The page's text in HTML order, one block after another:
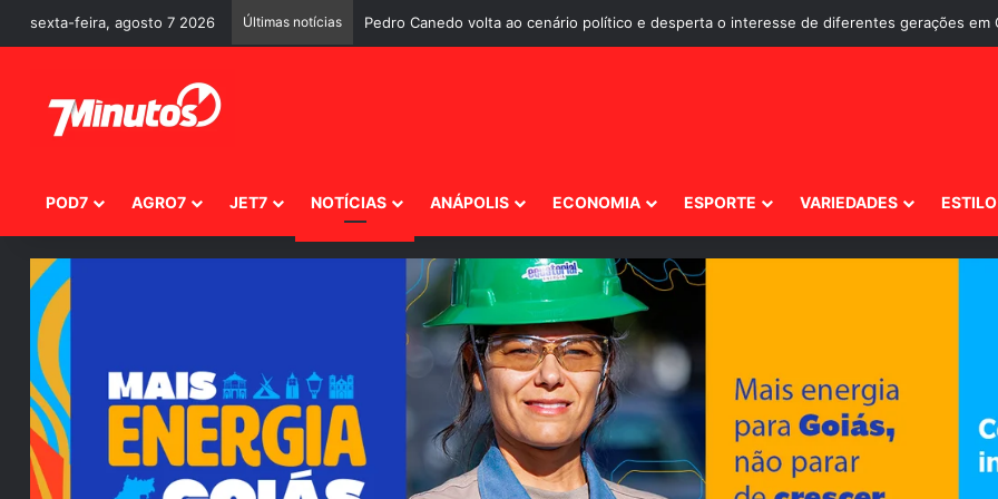
sexta-feira, agosto 7 2026 Últimas notícias Pedro Canedo volta ao cenário político e desperta o interesse de diferentes gerações em
POD7 AGRO7 JET7 NOTÍCIAS ANÁPOLIS ECONOMIA ESPORTE VARIEDADES ESTILO